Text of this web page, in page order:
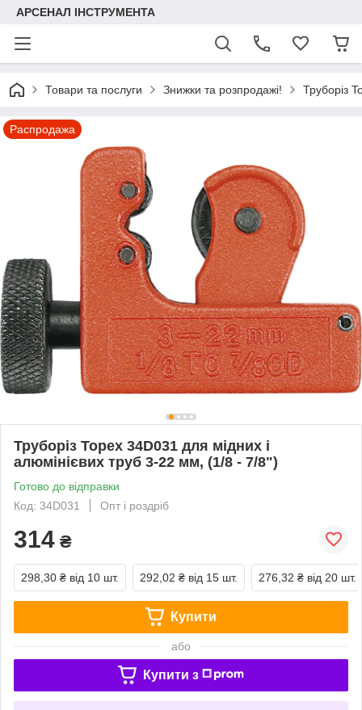
АРСЕНАЛ ІНСТРУМЕНТА
Товари та послуги Знижки та розпродажі! Труборіз
Распродажа
Труборіз Topex 34D031 для мідних і
алюмінієвих труб 3-22 мм, (1/8 - 7/8")
Готово до відправки
Код: 34D031
Опт і роздріб
314 ₴
298,30 ₴ від 10 шт. 292,02 ₴ від 15 шт. 276,32 ₴ від 20 шт.
Купити
або
Купити з